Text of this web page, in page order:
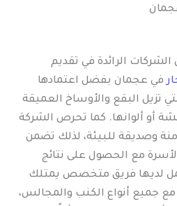
الشركات الرائدة في تقديم
في عجمان بفضل اعتمادها
تزيل البقع والأوساخ العميقة
أو ألوانها. كما تحرص الشركة
وصديقة للبيئة، لذلك تضمن
مع الحصول على نتائج
لديها فريق متخصص يمتلك
جميع أنواع الكنب والمجالس،